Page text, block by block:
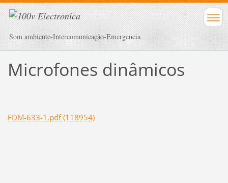
Som ambiente-Intercomunicação-Emergencia
Microfones dinâmicos
FDM-633-1.pdf (118954)